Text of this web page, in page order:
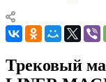
Трековый